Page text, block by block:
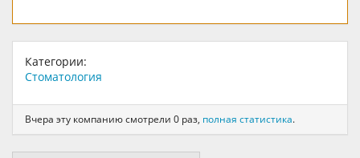
Категории:
Стоматология
Вчера эту компанию смотрели 0 раз, полная статистика.